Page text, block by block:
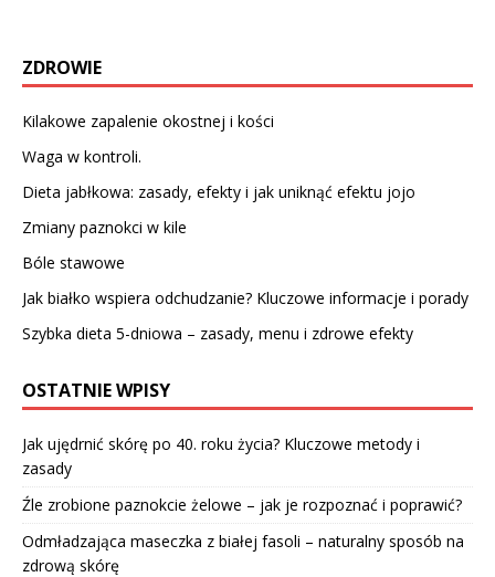
ZDROWIE
Kilakowe zapalenie okostnej i kości
Waga w kontroli.
Dieta jabłkowa: zasady, efekty i jak uniknąć efektu jojo
Zmiany paznokci w kile
Bóle stawowe
Jak białko wspiera odchudzanie? Kluczowe informacje i porady
Szybka dieta 5-dniowa – zasady, menu i zdrowe efekty
OSTATNIE WPISY
Jak ujędrnić skórę po 40. roku życia? Kluczowe metody i
zasady
Źle zrobione paznokcie żelowe – jak je rozpoznać i poprawić?
Odmładzająca maseczka z białej fasoli – naturalny sposób na
zdrową skórę